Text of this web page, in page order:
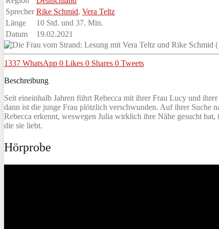
Sprecher Rike Schmid, Vera Teltz
Länge
10 Std. und 37. Min.
Datum
19.02.2021
1337 WhatsApp 0 Likes 0 Shares 0 Tweets
Beschreibung
Seit eineinhalb Jahren führt Rebecca mit ihrer Frau Lucy und
dann ist die junge Frau plötzlich verschwunden. Auf ihrer Suche
Rebecca erkennt, weswegen Julia wirklich ihre Nähe gesucht
die sie liebt.
Hörprobe